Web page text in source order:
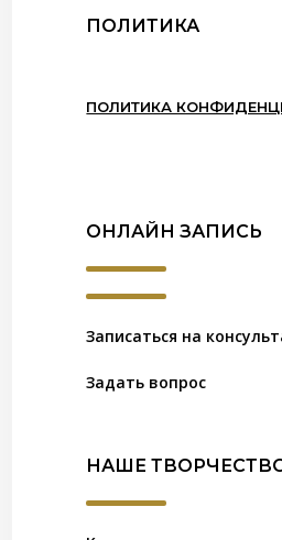
ПОЛИТИКА
ПОЛИТИКА
ОНЛАЙН ЗАПИСЬ
Записаться на
Задать вопрос
НАШЕ